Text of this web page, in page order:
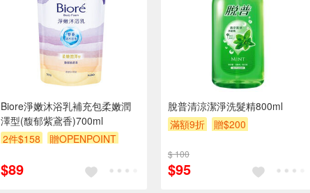
Biore淨嫩沐浴乳補充包柔嫩潤
澤型(馥郁紫鳶香)700ml
2件$158
贈OPENPOINT
$89
脫普清涼潔淨洗髮精800ml
滿額9折
贈$200
$ 100
$95